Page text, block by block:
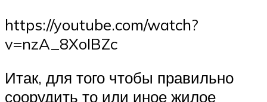
https://youtube.com/watch?
v=nzA_8XoIBZc
Итак, для того чтобы правильно
соорудить то или иное жилое